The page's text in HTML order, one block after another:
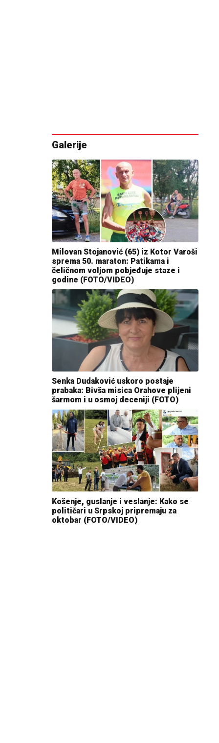
Galerije
Milovan Stojanović (65) iz Kotor Varoši
sprema 50. maraton: Patikama i
čeličnom voljom pobjeđuje staze i
godine (FOTO/VIDEO)
Senka Dudaković uskoro postaje
prabaka: Bivša misica Orahove plijeni
šarmom i u osmoj deceniji (FOTO)
Košenje, guslanje i veslanje: Kako se
političari u Srpskoj pripremaju za
oktobar (FOTO/VIDEO)